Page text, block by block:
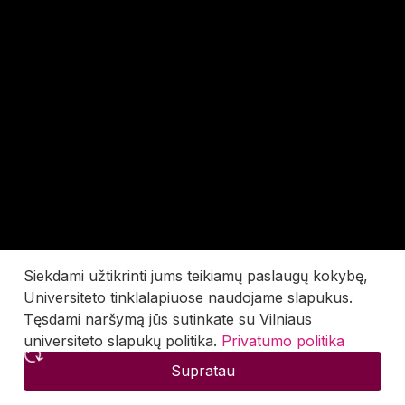
Siekdami užtikrinti jums teikiamų paslaugų kokybę,
Universiteto tinklalapiuose naudojame slapukus.
Tęsdami naršymą jūs sutinkate su Vilniaus
universiteto slapukų politika. Privatumo politika
Supratau